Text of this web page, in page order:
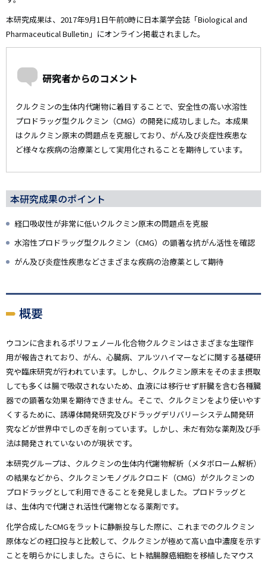
本研究成果は、2017年9月1日午前0時に日本薬学会誌「Biological and
Pharmaceutical Bulletin」にオンライン掲載されました。
研究者からのコメント
クルクミンの生体内代謝物に着目することで、安全性の高い水溶性
プロドラッグ型クルクミン（CMG）の開発に成功しました。本成果
はクルクミン原末の問題点を克服しており、がん及び炎症性疾患な
ど様々な疾病の治療薬として実用化されることを期待しています。
本研究成果のポイント
経口吸収性が非常に低いクルクミン原末の問題点を克服
水溶性プロドラッグ型クルクミン（CMG）の顕著な抗がん活性を確認
がん及び炎症性疾患などさまざまな疾病の治療薬として期待
概要
ウコンに含まれるポリフェノール化合物クルクミンはさまざまな生理作
用が報告されており、がん、心臓病、アルツハイマーなどに関する基礎研
究や臨床研究が行われています。しかし、クルクミン原末をそのまま摂取
しても多くは腸で吸収されないため、血液には移行せず肝臓を含む各種臓
器での顕著な効果を期待できません。そこで、クルクミンをより使いやす
くするために、誘導体開発研究及びドラッグデリバリーシステム開発研
究などが世界中でしのぎを削っています。しかし、未だ有効な薬剤及び手
法は開発されていないのが現状です。
本研究グループは、クルクミンの生体内代謝物解析（メタボローム解析）
の結果などから、クルクミンモノグルクロニド（CMG）がクルクミンの
プロドラッグとして利用できることを発見しました。プロドラッグと
は、生体内で代謝され活性代謝物となる薬剤です。
化学合成したCMGをラットに静脈投与した際に、これまでのクルクミン
原体などの経口投与と比較して、クルクミンが極めて高い血中濃度を示す
ことを明らかにしました。さらに、ヒト結腸腺癌細胞を移植したマウス